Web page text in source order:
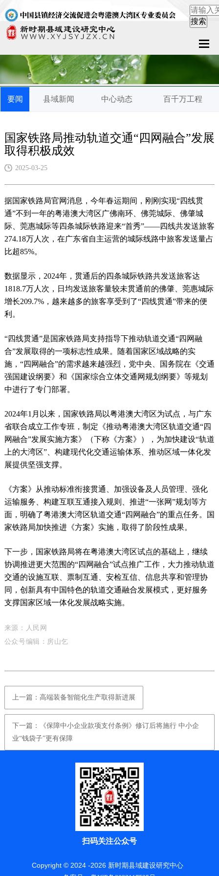
关于中心
新闻中心
案例中心
在线留言
要闻 县域新闻 中心动态 百千万工程
国家铁路局推动轨道交通“四网融合”发展
取得积极成效
2025-03-25
据国家铁路局官网消息，今年春运期间，刚刚实现“四线贯
通”不到一年的粤港澳大湾区广佛南环、佛莞城际、佛肇城
际、莞惠城际等四条城际铁路迎来“首秀”——四线共发送旅客
274.18万人次，在广东省自主运营的城际线路中旅客发送量占
比超85%。
数据显示，2024年，贯通后的四条城际铁路共发送旅客达
1818.7万人次，日均发送旅客量较未贯通前的佛肇、莞惠城际
增长209.7%，越来越多的旅客享受到了“四线贯通”带来的便
利。
“四线贯通”是国家铁路局支持指导下推动轨道交通“四网融
合”发展取得的一项标志性成果。随着国家区域战略的实
施，“四网融合”的需求越来越强烈，党中央、国务院在《交通
强国建设纲要》和《国家综合立体交通网规划纲要》等规划
中进行了专门部署。
2024年1月以来，国家铁路局以粤港澳大湾区为试点，与广东
省联合成立工作专班，制定《推动粤港澳大湾区轨道交通“四
网融合”发展实施方案》（下称《方案》），为加快建设“轨道
上的大湾区”、构建现代化交通运输体系、推动区域一体化发
展提供坚强支撑。
《方案》从推动标准衔接贯通、加强设备及人员管理、强化
运输服务、构建互联互通接入规则、推进“一张网”规划等方
面，明确了粤港澳大湾区轨道交通“四网融合”的重点任务。国
家铁路局加快推进《方案》实施，取得了阶段性成果。
下一步，国家铁路局将在粤港澳大湾区试点的基础上，继续
协调推进更大范围的“四网融合”试点推广工作，大力推动轨道
交通的设施互联、票制互通、安检互信、信息共享和管理协
同，创新具有中国特色的轨道交通融合发展模式，更好服务
支撑国家区域一体化发展战略实施。
来源：人民网
公众号编辑：房山乞
上一篇：高端装备智能化生产取得新进展
下一篇：《保障中小企业款项支付条例》修订后将施行 中小企
业“钱袋子”更有保障
扫码关注公众号
Copyright © 2024 -2026 新时期县域建设研究中心